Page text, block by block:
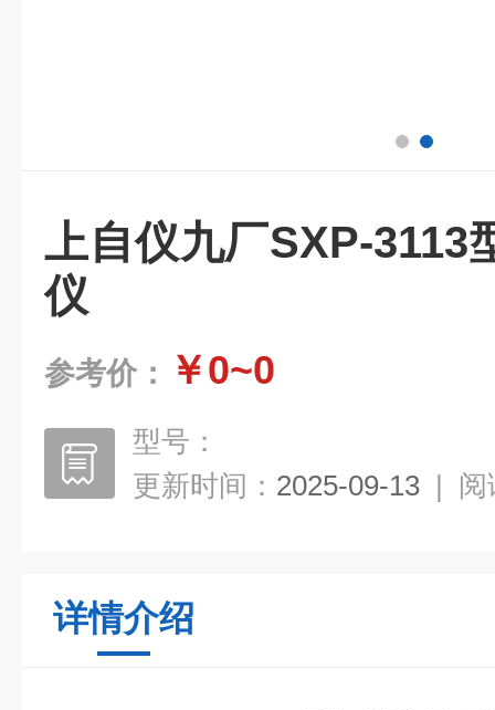
上自仪九厂SXP-3113
仪
参考价： ￥0~0
型号：
更新时间： 2025-09-13 | 阅
详情介绍